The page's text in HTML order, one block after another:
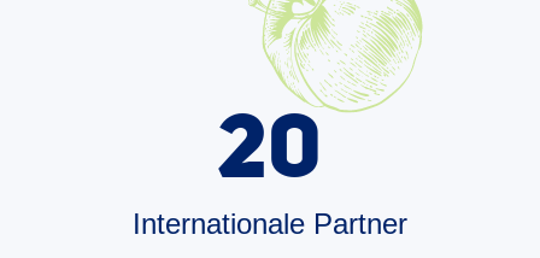
20
Internationale Partner